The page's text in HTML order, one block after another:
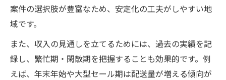
案件の選択肢が豊富なため、安定化の工夫がしやすい地
域です。
また、収入の見通しを立てるためには、過去の実績を記
録し、繁忙期・閑散期を把握することも効果的です。例
えば、年末年始や大型セール期は配送量が増える傾向が